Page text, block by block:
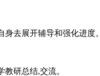
去展开辅导和强化进度。
研总结,交流。